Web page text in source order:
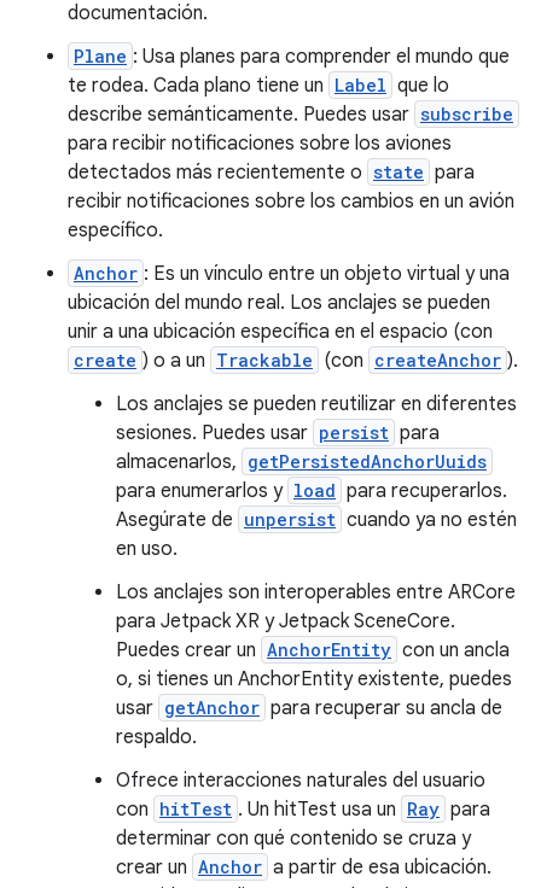
documentación.
Plane : Usa planes para comprender el mundo que
te rodea. Cada plano tiene un Label que lo
describe semánticamente. Puedes usar subscribe
para recibir notificaciones sobre los aviones
detectados más recientemente o state para
recibir notificaciones sobre los cambios en un avión
específico.
Anchor : Es un vínculo entre un objeto virtual y una
ubicación del mundo real. Los anclajes se pueden
unir a una ubicación específica en el espacio (con
create ) o a un Trackable (con createAnchor ).
Los anclajes se pueden reutilizar en diferentes
sesiones. Puedes usar persist para
almacenarlos, getPersistedAnchorUuids
para enumerarlos y load para recuperarlos.
Asegúrate de unpersist cuando ya no estén
en uso.
Los anclajes son interoperables entre ARCore
para Jetpack XR y Jetpack SceneCore.
Puedes crear un AnchorEntity con un ancla
o, si tienes un AnchorEntity existente, puedes
usar getAnchor para recuperar su ancla de
respaldo.
Ofrece interacciones naturales del usuario
con hitTest . Un hitTest usa un Ray para
determinar con qué contenido se cruza y
crear un Anchor a partir de esa ubicación.